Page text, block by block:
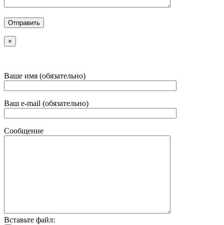
×
Ваше имя (обязательно)
Ваш e-mail (обязательно)
Сообщение
Вставьте файл: